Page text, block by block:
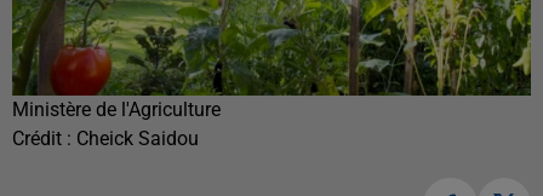
Ministère de l'Agriculture
Crédit : Cheick Saidou